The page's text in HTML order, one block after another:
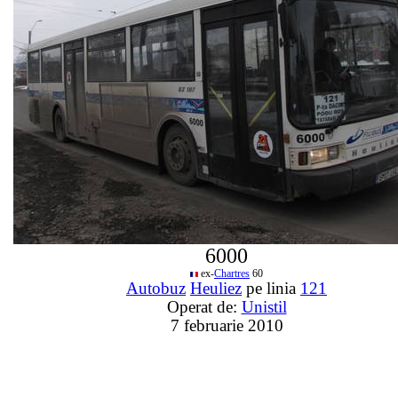
6000
ex-Chartres 60
Autobuz Heuliez pe linia 121
Operat de: Unistil
7 februarie 2010